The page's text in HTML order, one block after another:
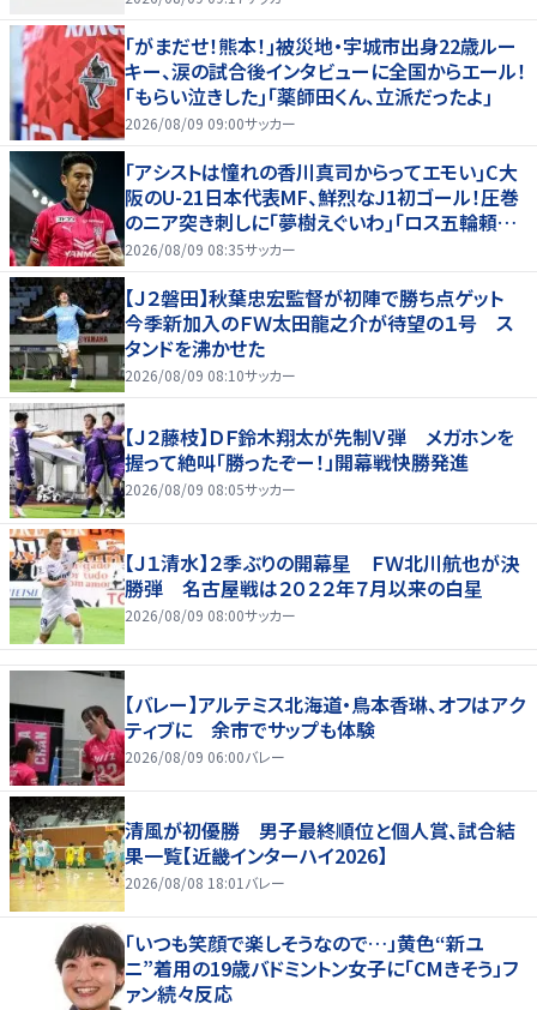
｢がまだせ！熊本！｣被災地・宇城市出身22歳ルー
キー、涙の試合後インタビューに全国からエール！
｢もらい泣きした｣｢薬師田くん、立派だったよ｣
2026/08/09 09:00サッカー
｢アシストは憧れの香川真司からってエモい｣C大
阪のU-21日本代表MF、鮮烈なJ1初ゴール！圧巻
のニア突き刺しに｢夢樹えぐいわ｣｢ロス五輪頼む
ぞ｣
2026/08/09 08:35サッカー
【Ｊ２磐田】秋葉忠宏監督が初陣で勝ち点ゲット
今季新加入のＦＷ太田龍之介が待望の１号 ス
タンドを沸かせた
2026/08/09 08:10サッカー
【Ｊ２藤枝】ＤＦ鈴木翔太が先制Ｖ弾 メガホンを
握って絶叫「勝ったぞー！」開幕戦快勝発進
2026/08/09 08:05サッカー
【Ｊ１清水】２季ぶりの開幕星 ＦＷ北川航也が決
勝弾 名古屋戦は２０２２年７月以来の白星
2026/08/09 08:00サッカー
【バレー】アルテミス北海道・鳥本香琳、オフはアク
ティブに 余市でサップも体験
2026/08/09 06:00バレー
清風が初優勝 男子最終順位と個人賞、試合結
果一覧【近畿インターハイ2026】
2026/08/08 18:01 バレー
「いつも笑顔で楽しそうなので…」黄色“新ユ
ニ”着用の19歳バドミントン女子に「CMきそう」フ
ァン続々反応